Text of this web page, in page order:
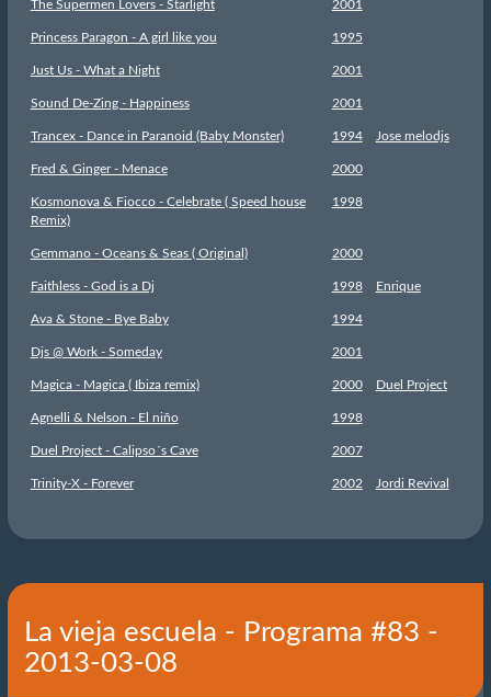
The Supermen Lovers - Starlight 2001
Princess Paragon - A girl like you 1995
Just Us - What a Night 2001
Sound De-Zing - Happiness 2001
Trancex - Dance in Paranoid (Baby Monster) 1994 Jose melodjs
Fred & Ginger - Menace 2000
Kosmonova & Fiocco - Celebrate ( Speed house
Remix)
1998
Gemmano - Oceans & Seas ( Original) 2000
Faithless - God is a Dj 1998 Enrique
Ava & Stone - Bye Baby 1994
Djs @ Work - Someday 2001
Magica - Magica ( Ibiza remix) 2000 Duel Project
Agnelli & Nelson - El niño 1998
Duel Project - Calipso´s Cave 2007
Trinity-X - Forever 2002 Jordi Revival
La vieja escuela - Programa #83 -
2013-03-08